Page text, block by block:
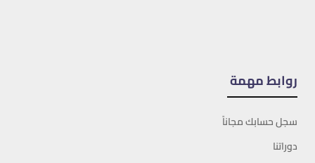
روابط مهمة
سجل حسابك مجاناً
دوراتنا